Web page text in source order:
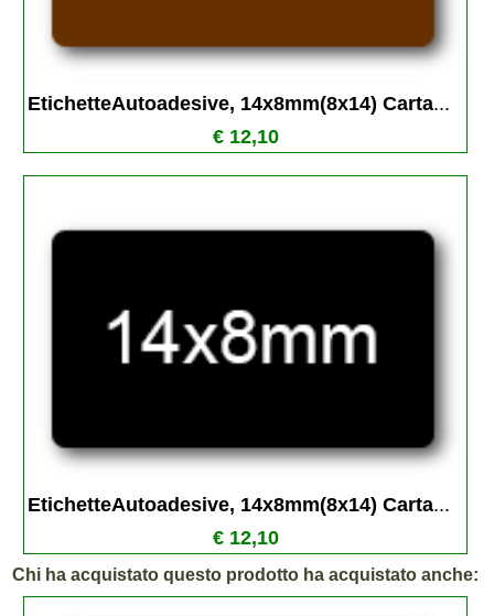
EtichetteAutoadesive, 14x8mm(8x14) Carta...
€ 12,10
EtichetteAutoadesive, 14x8mm(8x14) Carta...
€ 12,10
Chi ha acquistato questo prodotto ha acquistato anche: